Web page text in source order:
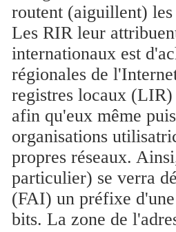
routent (aiguillent) les
Les RIR leur
internationaux est
régionales de
registres locaux (LIR)
afin qu'eux même
organisations
propres réseaux.
particulier) se verra
(FAI) un préfixe
bits. La zone de